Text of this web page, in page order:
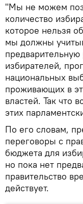
"Мы не можем
количество
которое нельзя
мы должны
предварительную
избирателей,
национальных
проживающих в
властей. Так что
этих
По его словам,
переговоры с
бюджета для
но пока нет
правительство
действует.